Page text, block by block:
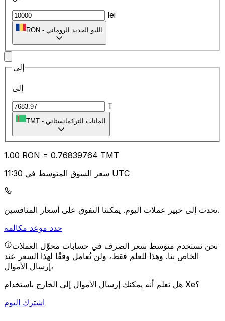
lei
RON - الليو الجديد الروماني
إلى
إلى
T
TMT - المانات التركمانستاني
1.00 RON = 0.76839764 TMT
سعر السوق المتوسط في 11:30 UTC
تحدث إلى خبير عملات اليوم.يمكننا التفوق على أسعار المنافسين.
حدد موعد مكالمة
نحن نستخدم متوسط سعر الصرف في حسابات محوِّل العملات
الخاص بنا. وهذا للعلم فقط، ولن تُعامل وفقًا لهذا السعر عند
إرسال الأموال،
هل تعلم أنه يمكنك إرسال الأموال إلى الخارج باستخدام Xe؟
اشترك اليوم